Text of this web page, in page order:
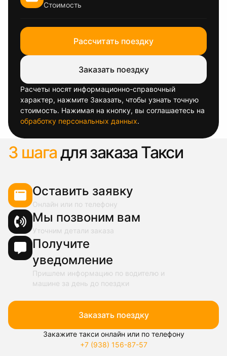
Стоимость
Рассчитать поездку
Заказать поездку
Расчеты носят информационно-справочный
характер, нажмите Заказать, чтобы узнать точную
стоимость. Нажимая на кнопку, вы соглашаетесь на
обработку персональных данных.
3 шагадля заказа Такси
Оставить заявку
Онлайн или по телефону
Мы позвоним вам
Уточним детали заказа
Получите
уведомление
Пришлем информацию по водителю и
машине за день до поездки
Заказать поездку
Закажите такси онлайн или по телефону
+7 (938) 156-87-57